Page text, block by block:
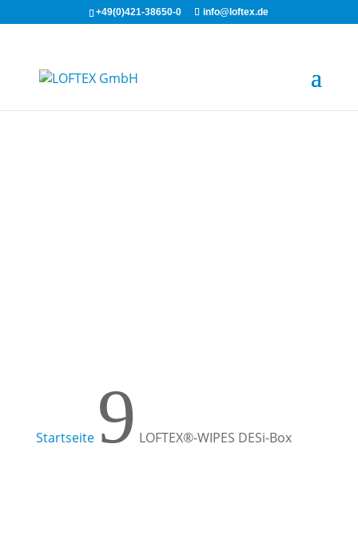
+49(0)421-38650-0 info@loftex.de
Startseite 9 LOFTEX®-WIPES DESi-Box